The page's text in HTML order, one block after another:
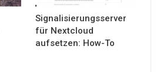
Signalisierungsserver
für Nextcloud
aufsetzen: How-To